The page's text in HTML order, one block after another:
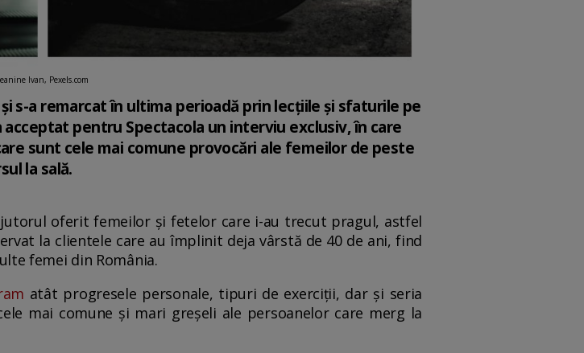
Ivan, Pexels.com
s-a remarcat în ultima perioadă prin lecțiile și sfaturile pe
pentru Spectacola un interviu exclusiv, în care
sunt cele mai comune provocări ale femeilor de peste
la sală.
oferit femeilor și fetelor care i-au trecut pragul, astfel
la clientele care au împlinit deja vârstă de 40 de ani, find
femei din România.
atât progresele personale, tipuri de exerciții, dar și seria
mai comune și mari greșeli ale persoanelor care merg la